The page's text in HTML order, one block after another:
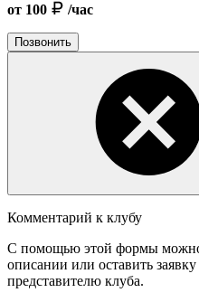
от 100 /час
Позвонить
Комментарий к клубу
С помощью этой формы можно
описании или оставить
представителю клуба.